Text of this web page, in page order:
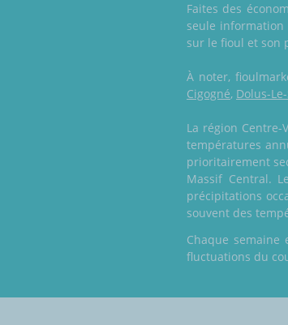
Faites des
seule
sur le fioul et son
À noter,
Cigogné, Dolus-
La région
températures
prioritairement
Massif Central.
précipitations
souvent des
Chaque
fluctuations du